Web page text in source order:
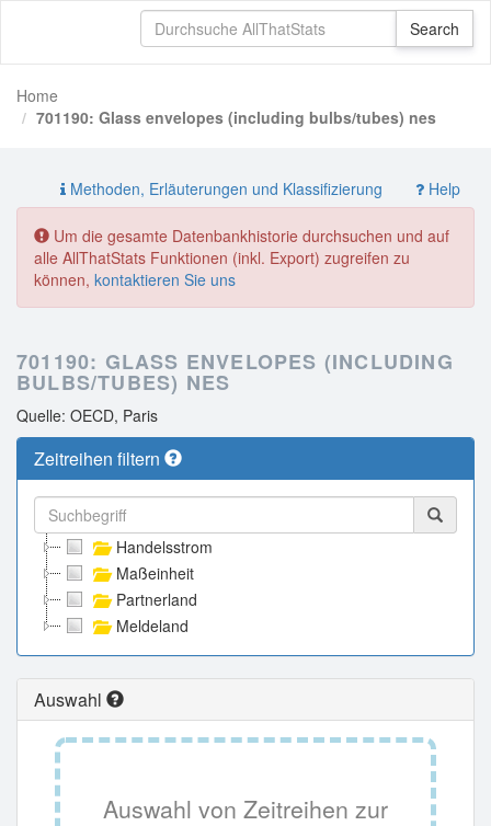
Home
701190: Glass envelopes (including bulbs/tubes) nes
Methoden, Erläuterungen und Klassifizierung Help
Um die gesamte Datenbankhistorie durchsuchen und auf
alle AllThatStats Funktionen (inkl. Export) zugreifen zu
können, kontaktieren Sie uns
701190: GLASS ENVELOPES (INCLUDING
BULBS/TUBES) NES
Quelle: OECD, Paris
Zeitreihen filtern
Handelsstrom
Maßeinheit
Partnerland
Meldeland
Auswahl
Auswahl von Zeitreihen zur